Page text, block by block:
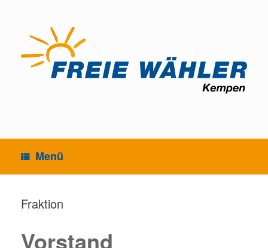
Menü
Fraktion
Vorstand